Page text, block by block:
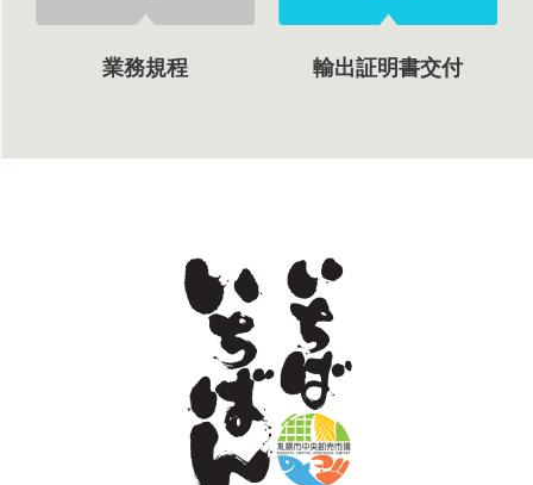
業務規程 輸出証明書交付